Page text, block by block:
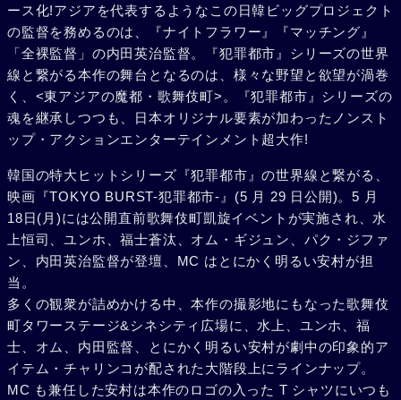
ース化!アジアを代表するようなこの日韓ビッグプロジェクト
の監督を務めるのは、『ナイトフラワー』『マッチング』
「全裸監督」の内田英治監督。『犯罪都市』シリーズの世界
線と繋がる本作の舞台となるのは、様々な野望と欲望が渦巻
く、<東アジアの魔都・歌舞伎町>。『犯罪都市』シリーズの
魂を継承しつつも、日本オリジナル要素が加わったノンスト
ップ・アクションエンターテインメント超大作!
韓国の特大ヒットシリーズ『犯罪都市』の世界線と繋がる、
映画『TOKYO BURST-犯罪都市-』(5 月 29 日公開)。5 月
18日(月)には公開直前歌舞伎町凱旋イベントが実施され、水
上恒司、ユンホ、福士蒼汰、オム・ギジュン、パク・ジファ
ン、内田英治監督が登壇、MC はとにかく明るい安村が担
当。
多くの観衆が詰めかける中、本作の撮影地にもなった歌舞伎
町タワーステージ&シネシティ広場に、水上、ユンホ、福
士、オム、内田監督、とにかく明るい安村が劇中の印象的ア
イテム・チャリンコが配された大階段上にラインナップ。
MC も兼任した安村は本作のロゴの入った T シャツにいつも